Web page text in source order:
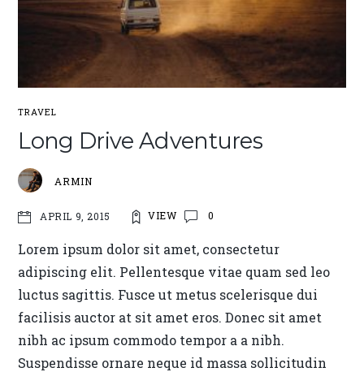
TRAVEL
Long Drive Adventures
ARMIN
APRIL 9, 2015 VIEW 0
Lorem ipsum dolor sit amet, consectetur
adipiscing elit. Pellentesque vitae quam sed leo
luctus sagittis. Fusce ut metus scelerisque dui
facilisis auctor at sit amet eros. Donec sit amet
nibh ac ipsum commodo tempor a a nibh.
Suspendisse ornare neque id massa sollicitudin